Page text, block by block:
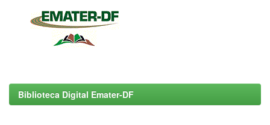
Biblioteca Digital Emater-DF